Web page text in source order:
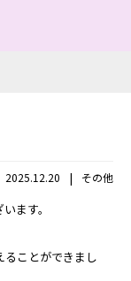
2025.12.20 | その他
ます。
ことができまし